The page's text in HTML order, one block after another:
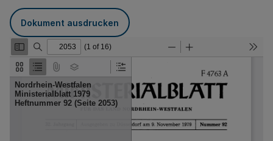
Dokument ausdrucken